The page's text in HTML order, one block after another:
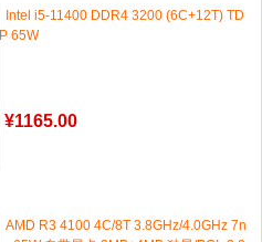
Intel i5-11400 DDR4 3200 (6C+12T) TD
P 65W
¥1165.00
AMD R3 4100 4C/8T 3.8GHz/4.0GHz 7n